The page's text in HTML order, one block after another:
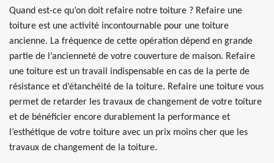
Quand est-ce qu’on doit refaire notre toiture ? Refaire une
toiture est une activité incontournable pour une toiture
ancienne. La fréquence de cette opération dépend en grande
partie de l’ancienneté de votre couverture de maison. Refaire
une toiture est un travail indispensable en cas de la perte de
résistance et d’étanchéité de la toiture. Refaire une toiture vous
permet de retarder les travaux de changement de votre toiture
et de bénéficier encore durablement la performance et
l’esthétique de votre toiture avec un prix moins cher que les
travaux de changement de la toiture.